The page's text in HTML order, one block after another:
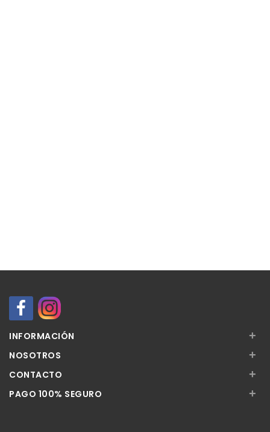
INFORMACIÓN +
NOSOTROS +
CONTACTO +
PAGO 100% SEGURO +